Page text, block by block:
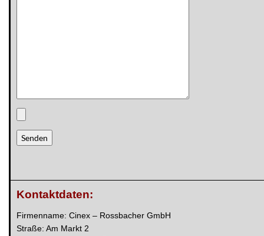
Kontaktdaten:
Firmenname: Cinex – Rossbacher GmbH
Straße: Am Markt 2